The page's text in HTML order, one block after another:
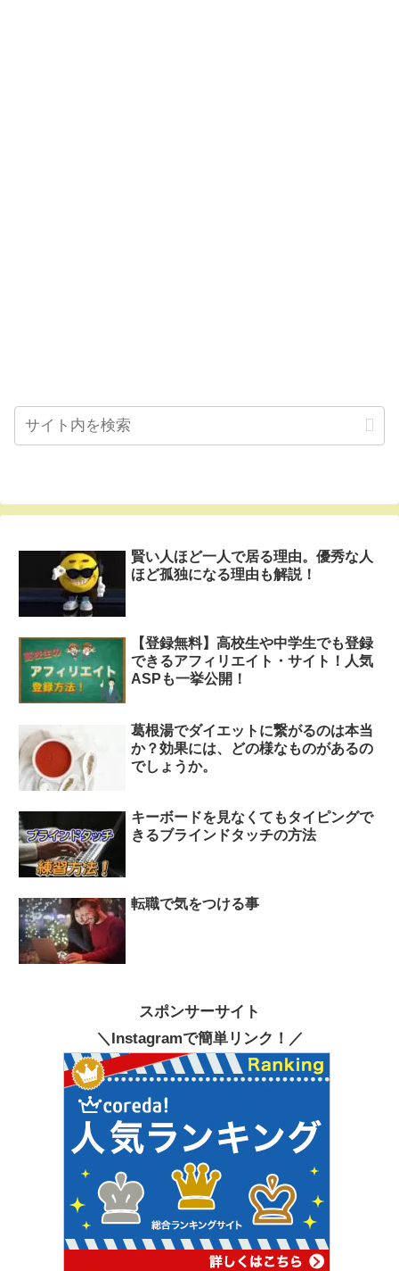
賢い人ほど一人で居る理由。優秀な人
ほど孤独になる理由も解説！
【登録無料】高校生や中学生でも登録
できるアフィリエイト・サイト！人気
ASPも一挙公開！
葛根湯でダイエットに繋がるのは本当
か？効果には、どの様なものがあるの
でしょうか。
キーボードを見なくてもタイピングで
きるブラインドタッチの方法
転職で気をつける事
スポンサーサイト
＼Instagramで簡単リンク！／